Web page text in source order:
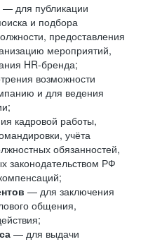
— для публикации
и подбора
предоставления
мероприятий,
HR-бренда;
возможности
и для ведения
кадровой работы,
учёта
обязанностей,
законодательством РФ
— для заключения
общения,
— для выдачи